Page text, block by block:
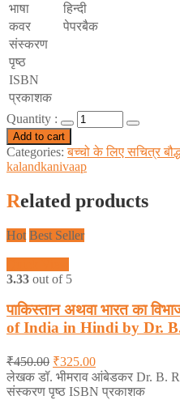
भाषा
हिन्दी
कवर
पेपरबैक
संस्करण
पृष्ठ
ISBN
प्रकाशक
Quantity :
Add to cart
Categories:बच्चो के लिए सचित्र
kalandkanivaap
Related products
Hot Best Seller
3.33 out of 5
पाकिस्तान अथवा भारत का
of India in Hindi by Dr.
₹450.00 ₹325.00
लेखक डॉ. भीमराव आंबेडकर Dr. B. R.
संस्करण पृष्ठ ISBN प्रकाशक